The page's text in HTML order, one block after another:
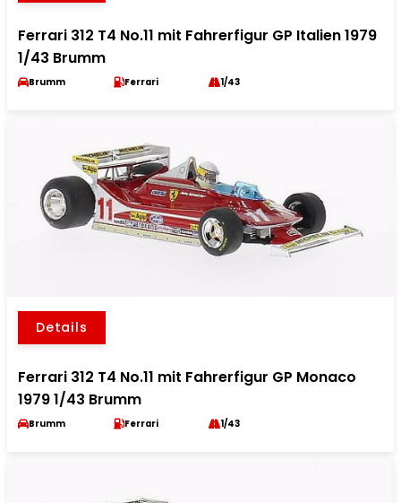
Ferrari 312 T4 No.11 mit Fahrerfigur GP Italien 1979
1/43 Brumm
Brumm Ferrari 1/43
Details
Ferrari 312 T4 No.11 mit Fahrerfigur GP Monaco
1979 1/43 Brumm
Brumm Ferrari 1/43